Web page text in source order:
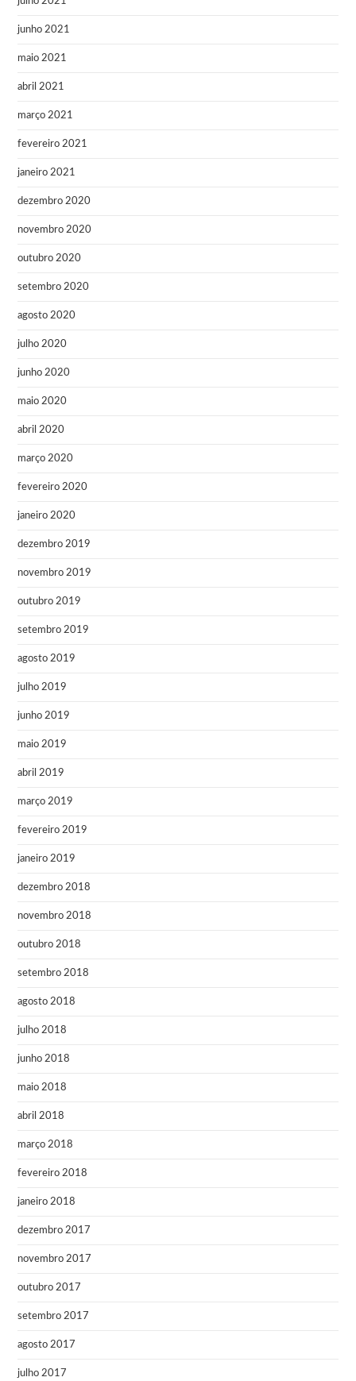
junho 2021
maio 2021
abril 2021
março 2021
fevereiro 2021
janeiro 2021
dezembro 2020
novembro 2020
outubro 2020
setembro 2020
agosto 2020
julho 2020
junho 2020
maio 2020
abril 2020
março 2020
fevereiro 2020
janeiro 2020
dezembro 2019
novembro 2019
outubro 2019
setembro 2019
agosto 2019
julho 2019
junho 2019
maio 2019
abril 2019
março 2019
fevereiro 2019
janeiro 2019
dezembro 2018
novembro 2018
outubro 2018
setembro 2018
agosto 2018
julho 2018
junho 2018
maio 2018
abril 2018
março 2018
fevereiro 2018
janeiro 2018
dezembro 2017
novembro 2017
outubro 2017
setembro 2017
agosto 2017
julho 2017